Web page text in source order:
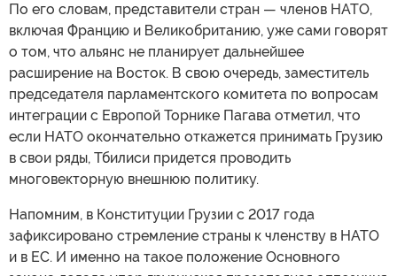
По его словам, представители стран — членов НАТО,
включая Францию и Великобританию, уже сами говорят
о том, что альянс не планирует дальнейшее
расширение на Восток. В свою очередь, заместитель
председателя парламентского комитета по вопросам
интеграции с Европой Торнике Пагава отметил, что
если НАТО окончательно откажется принимать Грузию
в свои ряды, Тбилиси придется проводить
многовекторную внешнюю политику.
Напомним, в Конституции Грузии с 2017 года
зафиксировано стремление страны к членству в НАТО
и в ЕС. И именно на такое положение Основного